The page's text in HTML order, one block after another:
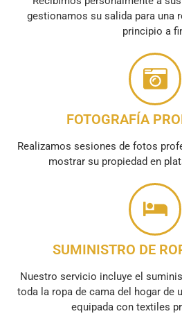
gestionamos su salida para una
principio a
FOTOGRAFÍA
Realizamos sesiones de fotos
mostrar su propiedad en
SUMINISTRO DE
Nuestro servicio incluye el
toda la ropa de cama del hogar de
equipada con textiles